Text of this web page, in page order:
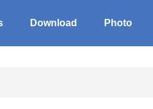
Download Photo